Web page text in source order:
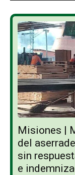
Misiones |
del
sin
e